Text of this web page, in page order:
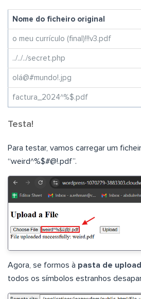
Nome do ficheiro original
o meu currículo (final)!!!v3.pdf
../../../secret.php
olá@#mundo!.jpg
factura_2024^%$.pdf
Testa!
Para testar, vamos carregar um
“weird^%$#@!.pdf”.
Agora, se formos à pasta de
todos os símbolos estranhos